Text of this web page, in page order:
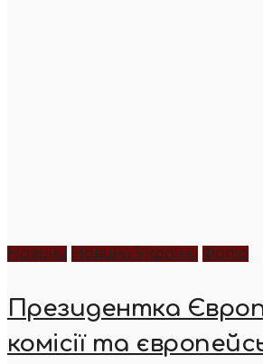
Новини Новини України Фото
Президентка
комісії та